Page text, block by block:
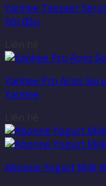
Yanhee Teezeer
hói đầu
Yanhee Pro Acno
Yanhee
Abonne Yogurt Milk